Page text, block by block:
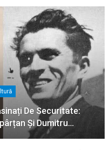
De Securitate:
Și Dumitru…